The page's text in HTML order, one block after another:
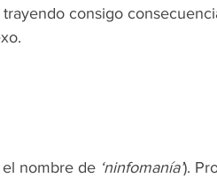
consigo
nombre de ‘ninfomanía’).